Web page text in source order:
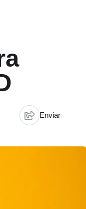
Enviar